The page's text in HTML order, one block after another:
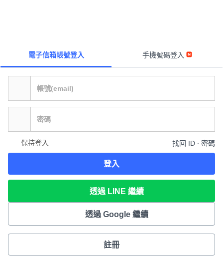
電子信箱帳號登入 手機號碼登入
保持登入 找回 ID ∙ 密碼
登入
透過 LINE 繼續
透過 Google 繼續
註冊